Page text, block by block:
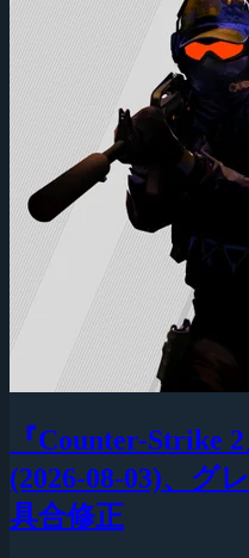
『Counter-Strike
(2026-08-03)、グ
具合修正